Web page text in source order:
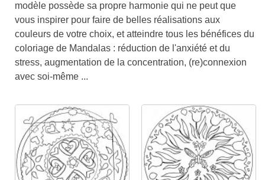
modèle possède sa propre harmonie qui ne peut que
vous inspirer pour faire de belles réalisations aux
couleurs de votre choix, et atteindre tous les bénéfices du
coloriage de Mandalas : réduction de l'anxiété et du
stress, augmentation de la concentration, (re)connexion
avec soi-même ...